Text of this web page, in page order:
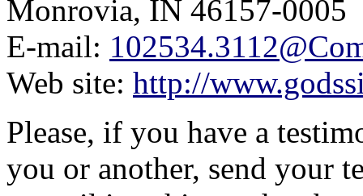
Monrovia, IN 46157-0005
E-mail:
Web site: http://
Please, if you have a
you or another, send your